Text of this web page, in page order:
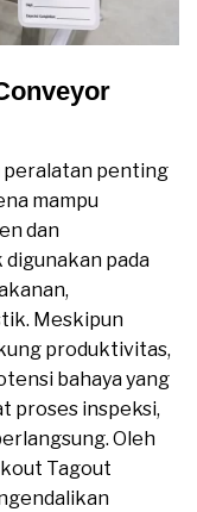
peralatan penting
mampu
dan
pada
Meskipun
produktivitas,
bahaya yang
proses inspeksi,
Oleh
Tagout